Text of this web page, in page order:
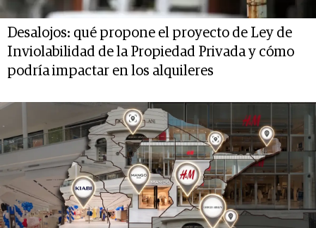
Desalojos: qué propone el proyecto de Ley de
Inviolabilidad de la Propiedad Privada y cómo
podría impactar en los alquileres